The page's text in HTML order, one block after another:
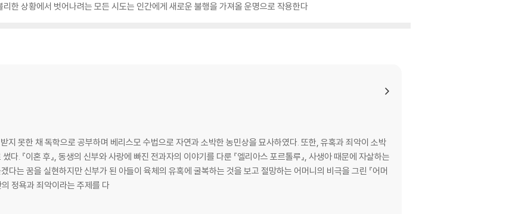
한 상황에서 벗어나려는 모든 시도는 인간에게 새로운 불행을 가져올 운명으로 작용한다
지 못한 채 독학으로 공부하며 베리스모 수법으로 자연과 소박한 농민상을 묘사하였다. 또한, 유혹과 죄악이 소박
. 『이혼 후』, 동생의 신부와 사랑에 빠진 전과자의 이야기를 다룬 『엘리아스 포르톨루』, 사생아 때문에 자살하는
다는 꿈을 실현하지만 신부가 된 아들이 육체의 유혹에 굴복하는 것을 보고 절망하는 어머니의 비극을 그린 『어머
정욕과 죄악이라는 주제를 다